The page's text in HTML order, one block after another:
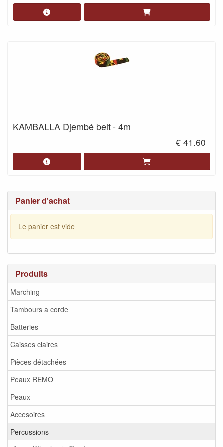
Panier d'achat
Le panier est vide
Produits
Marching
Tambours a corde
Batteries
Caisses claires
Pièces détachées
Peaux REMO
Peaux
Accesoires
Percussions
KAMBALLA Djembé belt - 4m
€ 41.60